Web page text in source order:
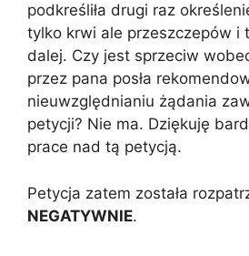
podkreśliła drugi raz
tylko krwi ale przeszczepów i
dalej. Czy jest sprzeciw
przez pana posła
nieuwzględnianiu żądania
petycji? Nie ma. Dziękuję
prace nad tą petycją.
Petycja zatem została
NEGATYWNIE.